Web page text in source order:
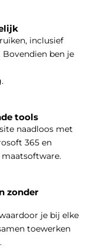
inclusief
ben je
tools
naadloos met
365 en
maatsoftware.
zonder
je bij elke
toewerken